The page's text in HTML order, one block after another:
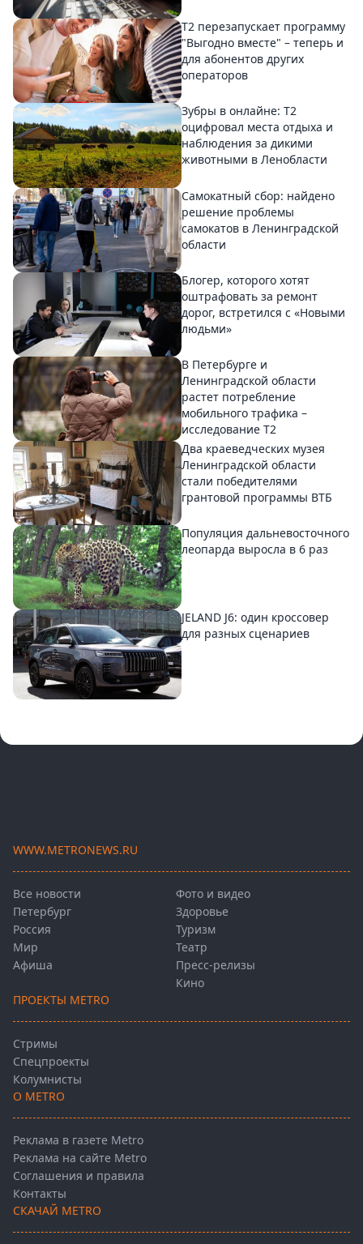
Т2 перезапускает программу
"Выгодно вместе" – теперь и
для абонентов других
операторов
Зубры в онлайне: Т2
оцифровал места отдыха и
наблюдения за дикими
животными в Ленобласти
Самокатный сбор: найдено
решение проблемы
самокатов в Ленинградской
области
Блогер, которого хотят
оштрафовать за ремонт
дорог, встретился с «Новыми
людьми»
В Петербурге и
Ленинградской области
растет потребление
мобильного трафика –
исследование T2
Два краеведческих музея
Ленинградской области
стали победителями
грантовой программы ВТБ
Популяция дальневосточного
леопарда выросла в 6 раз
JELAND J6: один кроссовер
для разных сценариев
WWW.METRONEWS.RU
Все новости
Петербург
Россия
Мир
Афиша
Фото и видео
Здоровье
Туризм
Театр
Пресс-релизы
Кино
ПРОЕКТЫ METRO
Стримы
Спецпроекты
Колумнисты
О METRO
Реклама в газете Metro
Реклама на сайте Metro
Соглашения и правила
Контакты
СКАЧАЙ METRO